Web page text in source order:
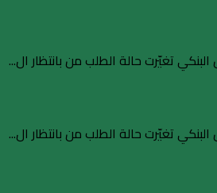
البنكي تغيّرت حالة الطلب من بانتظار ال...
البنكي تغيّرت حالة الطلب من بانتظار ال...